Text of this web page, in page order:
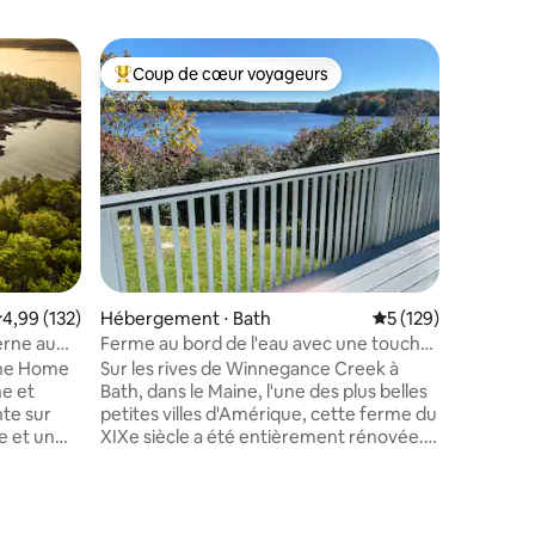
: 4,99 sur 5
appréciés
moyenne sur la base de 132 commentaires : 4,99 sur 5
4,99 (132)
au
Home
et
sur
et un
Coups de cœur voyageurs les plus appréciés
Coup de cœur voyageurs
Hébergement ⋅ Bath Évaluation
5 (129)
Ferme au bord de l'eau avec une touche
moderne !
Sur les rives de Winnegance Creek à
Bath, dans le Maine, l'une des plus belles
petites villes d'Amérique, cette ferme du
XIXe siècle a été entièrement rénovée.